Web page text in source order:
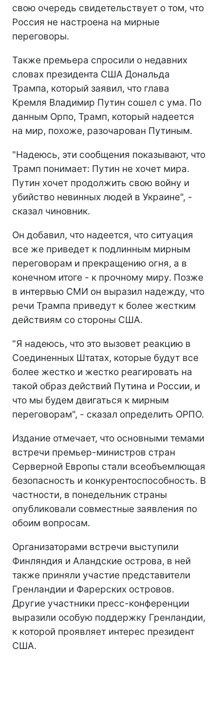
свою очередь свидетельствует о том, что
Россия не настроена на мирные
переговоры.
Также премьера спросили о недавних
словах президента США Дональда
Трампа, который заявил, что глава
Кремля Владимир Путин сошел с ума. По
данным Орпо, Трамп, который надеется
на мир, похоже, разочарован Путиным.
"Надеюсь, эти сообщения показывают, что
Трамп понимает: Путин не хочет мира.
Путин хочет продолжить свою войну и
убийство невинных людей в Украине", -
сказал чиновник.
Он добавил, что надеется, что ситуация
все же приведет к подлинным мирным
переговорам и прекращению огня, а в
конечном итоге - к прочному миру. Позже
в интервью СМИ он выразил надежду, что
речи Трампа приведут к более жестким
действиям со стороны США.
"Я надеюсь, что это вызовет реакцию в
Соединенных Штатах, которые будут все
более жестко и жестко реагировать на
такой образ действий Путина и России, и
что мы будем двигаться к мирным
переговорам", - сказал определить ОРПО.
Издание отмечает, что основными темами
встречи премьер-министров стран
Серверной Европы стали всеобъемлющая
безопасность и конкурентоспособность. В
частности, в понедельник страны
опубликовали совместные заявления по
обоим вопросам.
Организаторами встречи выступили
Финляндия и Аландские острова, в ней
также приняли участие представители
Гренландии и Фарерских островов.
Другие участники пресс-конференции
выразили особую поддержку Гренландии,
к которой проявляет интерес президент
США.